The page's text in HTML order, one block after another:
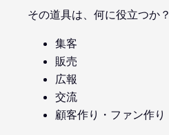
その道具は、何に役立つか？
集客
販売
広報
交流
顧客作り・ファン作り